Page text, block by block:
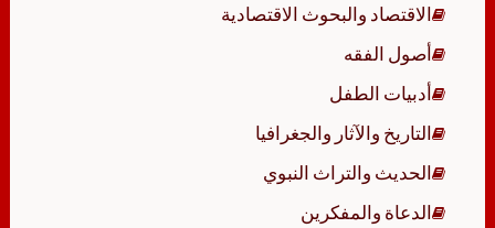
الاقتصاد والبحوث الاقتصادية
أصول الفقه
أدبيات الطفل
التاريخ والآثار والجغرافيا
الحديث والتراث النبوي
الدعاة والمفكرين